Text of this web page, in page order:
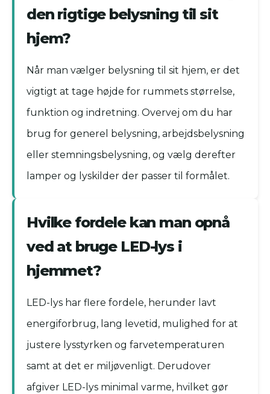
den rigtige belysning til sit
hjem?
Når man vælger belysning til sit hjem, er det
vigtigt at tage højde for rummets størrelse,
funktion og indretning. Overvej om du har
brug for generel belysning, arbejdsbelysning
eller stemningsbelysning, og vælg derefter
lamper og lyskilder der passer til formålet.
Hvilke fordele kan man opnå
ved at bruge LED-lys i
hjemmet?
LED-lys har flere fordele, herunder lavt
energiforbrug, lang levetid, mulighed for at
justere lysstyrken og farvetemperaturen
samt at det er miljøvenligt. Derudover
afgiver LED-lys minimal varme, hvilket gør